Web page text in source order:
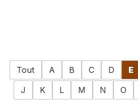
Tout A B C D E
J
K L M N O